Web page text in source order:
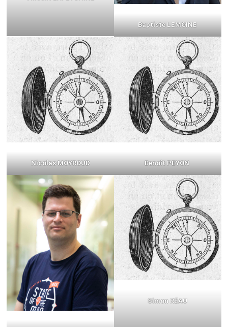
Baptiste LEMOINE
NicolasMOYROUD Benoît PEYON
Simon RÉAU